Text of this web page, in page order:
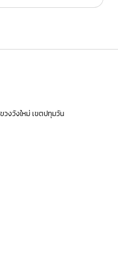
วงวังใหม่ เขตปทุมวัน